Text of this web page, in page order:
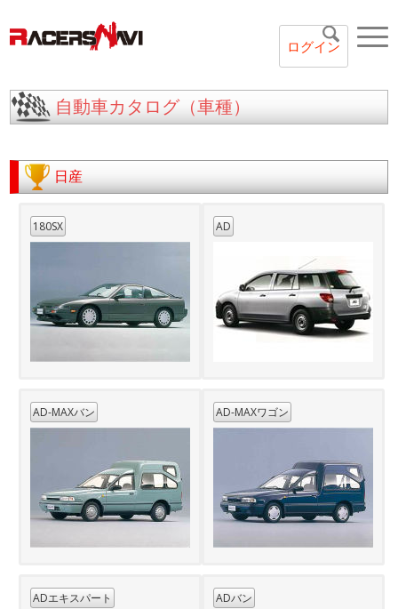
ログイン
自動車カタログ（車種）
日産
180SX AD
AD-MAXバン AD-MAXワゴン
ADエキスパート ADバン